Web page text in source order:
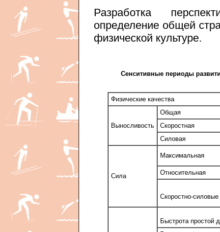
Разработка
определение общей
физической культуре.
Сенситивные периоды
Физические качества
Выносливость
Общая
Скоростная
Силовая
Сила
Максимальная
Относительная
Скоростно-силовые
Быстрота простой